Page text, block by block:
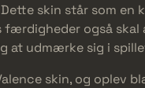
skin står som en
også skal
at udmærke sig i
skin, og oplev